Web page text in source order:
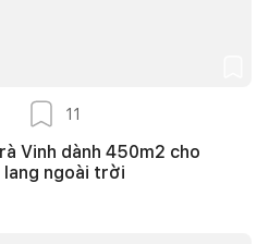
11
Vinh dành 450m2 cho
lang ngoài trời